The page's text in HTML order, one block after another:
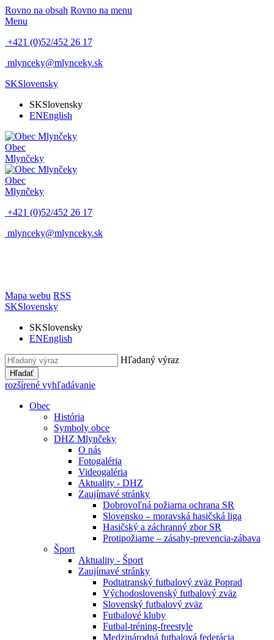
Rovno na obsah Rovno na menu
Menu
+421 (0)52/452 26 17
mlynceky@mlynceky.sk
SKSlovensky
SKSlovensky
ENEnglish
Obec
Mlynčeky
Obec
Mlynčeky
+421 (0)52/452 26 17
mlynceky@mlynceky.sk
Mapa webu RSS
SKSlovensky
SKSlovensky
ENEnglish
Hľadaný výraz
Hľadať
rozšírené vyhľadávanie
Obec
História
Symboly obce
DHZ Mlynčeky
O nás
Fotogaléria
Videogaléria
Aktuality - DHZ
Zaujímavé stránky
Dobrovoľná požiarna ochrana SR
Slovensko – moravská hasičská liga
Hasičský a záchranný zbor SR
Protipožiarne – zásahy-prevencia-zábava
Šport
Aktuality - Šport
Zaujímavé stránky
Podtatranský futbalový zväz Poprad
Východoslovenský futbalový zväz
Slovenský futbalový zväz
Futbalové kluby
Futbal-tréning-freestyle
Medzinárodná futbalová federácia